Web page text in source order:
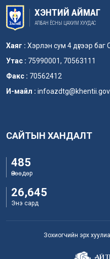
ХЭНТИЙ АЙМАГ
АЛБАН ЁСНЫ ЦАХИМ ХУУДАС
Хаяг : Хэрлэн сум 4 дүгээр
Утас : 75990001, 70563111
Факс : 70562412
И-майл :
САЙТЫН ХАНДАЛТ
485
Өнөөдөр
26,645
Энэ сард
Зохиогчийн эрх